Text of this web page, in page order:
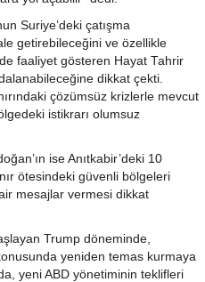
Suriye’deki çatışma
getirebileceğini ve özellikle
faaliyet gösteren Hayat Tahrir
dikkat çekti.
çözümsüz krizlerle mevcut
istikrarı olumsuz
ise Anıtkabir’deki 10
ötesindeki güvenli bölgeleri
mesajlar vermesi dikkat
Trump döneminde,
yeniden temas kurmaya
yeni ABD yönetiminin teklifleri